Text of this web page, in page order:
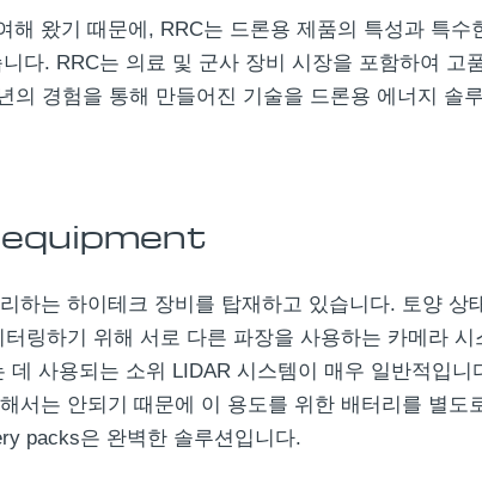
해 왔기 때문에, RRC는 드론용 제품의 특성과 특수
다. RRC는 의료 및 군사 장비 시장을 포함하여 고
의 경험을 통해 만들어진 기술을 드론용 에너지 솔
하는 하이테크 장비를 탑재하고 있습니다. 토양 상
링하기 위해 서로 다른 파장을 사용하는 카메라 시
사용되는 소위 LIDAR 시스템이 매우 일반적입니
서는 안되기 때문에 이 용도를 위한 배터리를 별도
packs은 완벽한 솔루션입니다.